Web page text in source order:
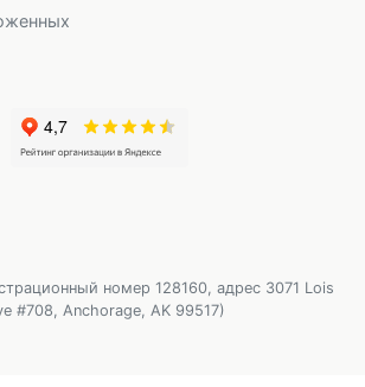
номер 128160, адрес 3071 Lois
#708, Anchorage, AK 99517)